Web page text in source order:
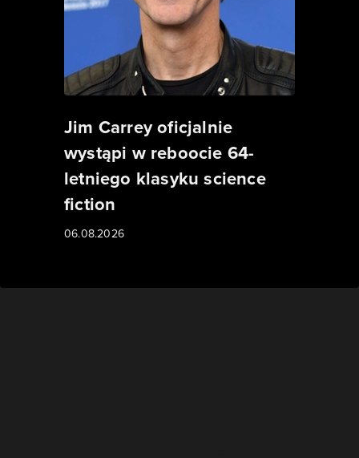
Jim Carrey oficjalnie
wystąpi w reboocie 64-
letniego klasyku science
fiction
06.08.2026